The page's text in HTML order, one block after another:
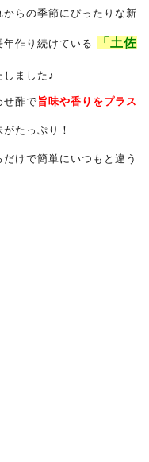
らの季節にぴったりな新
作り続けている
「土佐
しました♪
せ酢で 旨味や香りをプラス
たっぷり！
けで簡単にいつもと違う